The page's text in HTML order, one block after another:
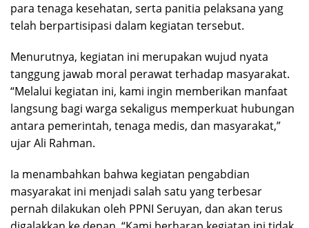
para tenaga kesehatan, serta panitia pelaksana yang
telah berpartisipasi dalam kegiatan tersebut.
Menurutnya, kegiatan ini merupakan wujud nyata
tanggung jawab moral perawat terhadap masyarakat.
“Melalui kegiatan ini, kami ingin memberikan manfaat
langsung bagi warga sekaligus memperkuat hubungan
antara pemerintah, tenaga medis, dan masyarakat,”
ujar Ali Rahman.
Ia menambahkan bahwa kegiatan pengabdian
masyarakat ini menjadi salah satu yang terbesar
pernah dilakukan oleh PPNI Seruyan, dan akan terus